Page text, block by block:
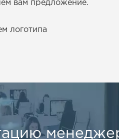
вам предложение.
логотипа